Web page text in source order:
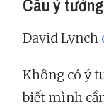
Câu ý
David Lynch
Không có ý
biết mình